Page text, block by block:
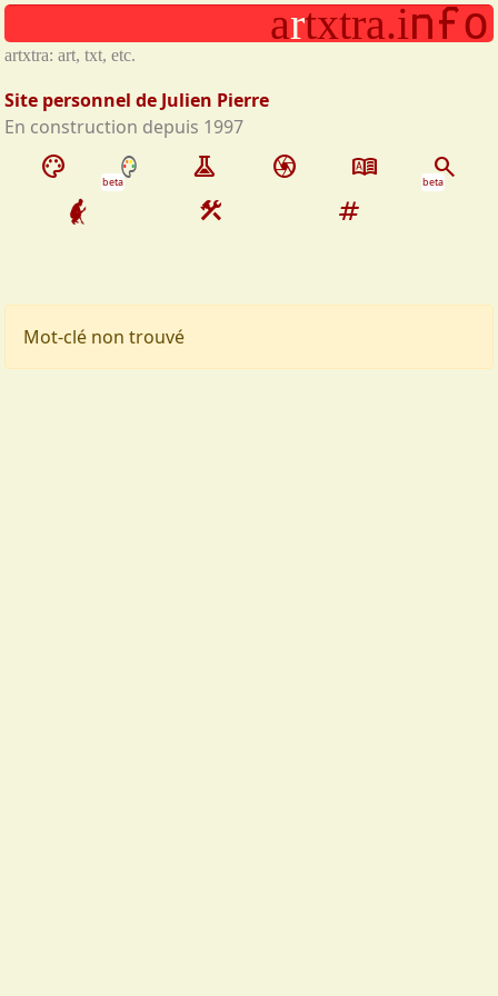
Aller au contenu principal
palette beta experiment camera dictionary search
beta
construction tag
Mot-clé non trouvé
artxtra.info
artxtra: art, txt, etc.
Site personnel de Julien Pierre
En construction depuis 1997